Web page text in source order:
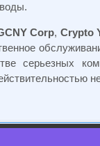
Corp, Crypto
серьезных